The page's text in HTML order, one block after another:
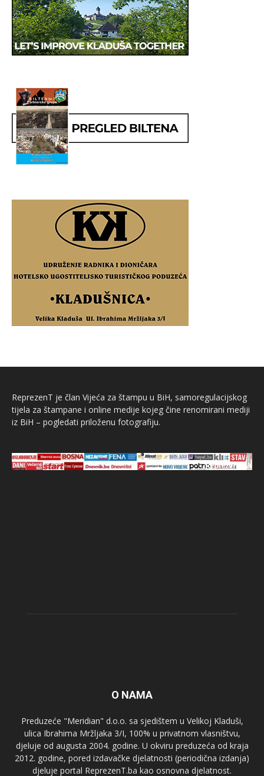
ReprezenT je član Vijeća za štampu u BiH, samoregulacijskog
tijela za štampane i online medije kojeg čine renomirani mediji
iz BiH – pogledati priloženu fotografiju.
O NAMA
Preduzeće "Meridian" d.o.o. sa sjedištem u Velikoj Kladuši,
ulica Ibrahima Mržljaka 3/I, 100% u privatnom vlasništvu,
djeluje od augusta 2004. godine. U okviru preduzeća od kraja
2012. godine, pored izdavačke djelatnosti (periodična izdanja)
djeluje portal ReprezenT.ba kao osnovna djelatnost.